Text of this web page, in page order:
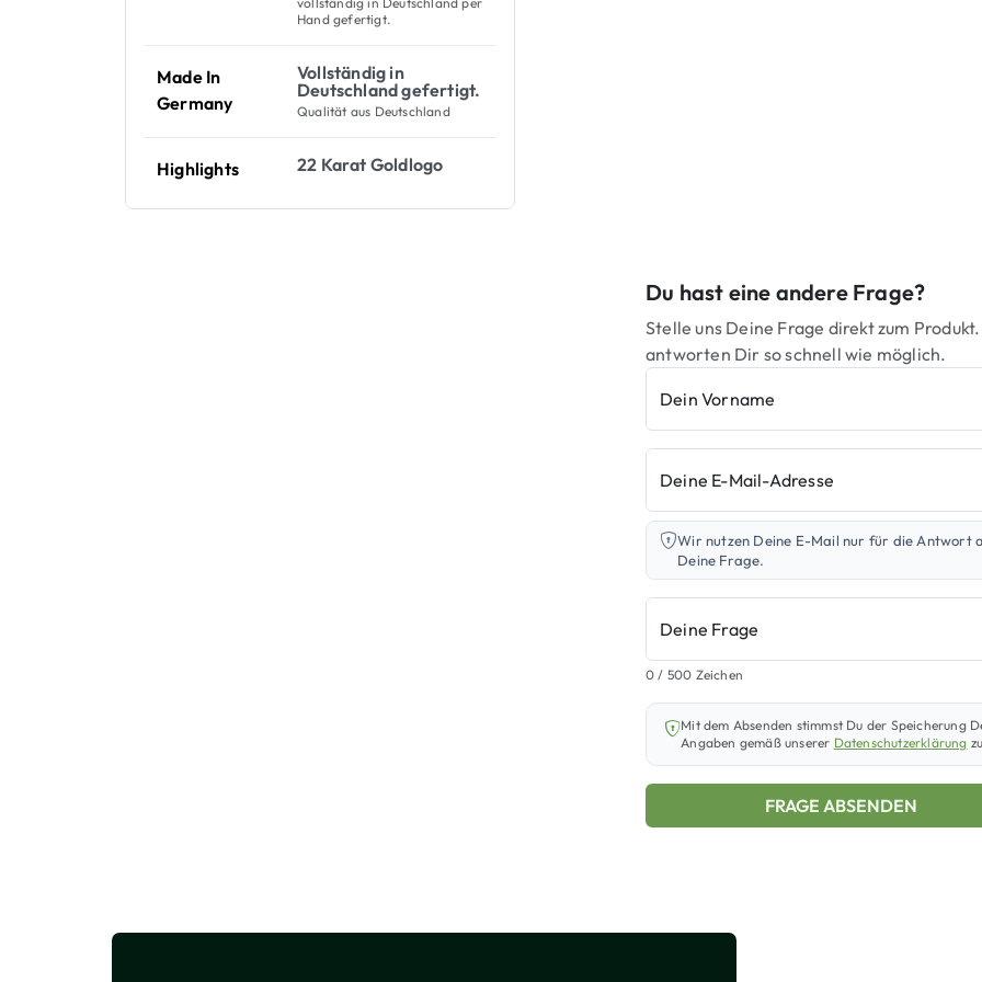
Hand gefertigt.
Made In
Germany
Vollständig in
Deutschland gefertigt.
Qualität aus Deutschland
Highlights 22 Karat Goldlogo
Du hast eine andere Frage?
Stelle uns Deine Frage direkt zum
antworten Dir so schnell wie möglich.
Dein Vorname
Deine E-Mail-Adresse
Wir nutzen Deine E-Mail nur für die Antwort
Deine Frage.
Deine Frage
0 / 500 Zeichen
Mit dem Absenden stimmst Du der Speicherung
Angaben gemäß unserer Datenschutzerklärung
FRAGE ABSENDEN